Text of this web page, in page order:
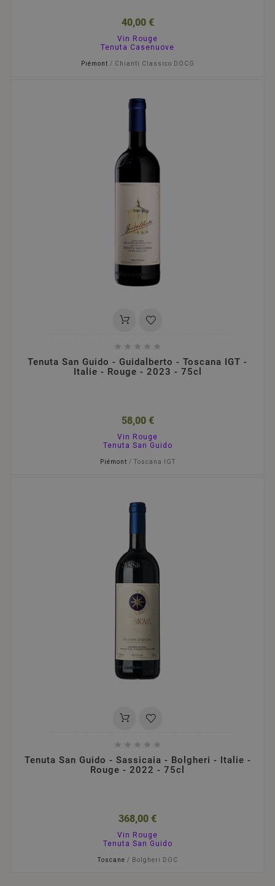
40,00 €
Vin Rouge
Tenuta Casenuove
Piémont / Chianti Classico DOCG
    
Tenuta San Guido - Guidalberto - Toscana IGT -
Italie - Rouge - 2023 - 75cl
58,00 €
Vin Rouge
Tenuta San Guido
Piémont / Toscana IGT
    
Tenuta San Guido - Sassicaia - Bolgheri - Italie -
Rouge - 2022 - 75cl
368,00 €
Vin Rouge
Tenuta San Guido
Toscane / Bolgheri DOC